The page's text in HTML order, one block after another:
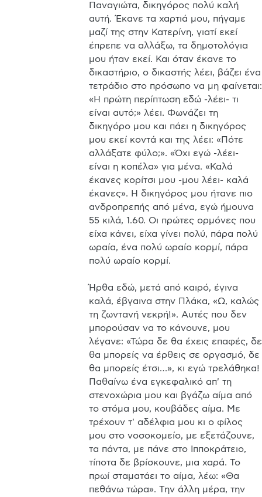
Παναγιώτα, δικηγόρος πολύ καλή
αυτή. Έκανε τα χαρτιά μου, πήγαμε
μαζί της στην Κατερίνη, γιατί εκεί
έπρεπε να αλλάξω, τα δημοτολόγια
μου ήταν εκεί. Και όταν έκανε το
δικαστήριο, ο δικαστής λέει, βάζει ένα
τετράδιο στο πρόσωπο να μη φαίνεται:
«Η πρώτη περίπτωση εδώ -λέει- τι
είναι αυτό;» λέει. Φωνάζει τη
δικηγόρο μου και πάει η δικηγόρος
μου εκεί κοντά και της λέει: «Πότε
αλλάξατε φύλο;». «Όχι εγώ -λέει-
είναι η κοπέλα» για μένα. «Καλά
έκανες κορίτσι μου -μου λέει- καλά
έκανες». Η δικηγόρος μου ήτανε πιο
ανδροπρεπής από μένα, εγώ ήμουνα
55 κιλά, 1.60. Οι πρώτες ορμόνες που
είχα κάνει, είχα γίνει πολύ, πάρα πολύ
ωραία, ένα πολύ ωραίο κορμί, πάρα
πολύ ωραίο κορμί.
Ήρθα εδώ, μετά από καιρό, έγινα
καλά, έβγαινα στην Πλάκα, «Ω, καλώς
τη ζωντανή νεκρή!». Αυτές που δεν
μπορούσαν να το κάνουνε, μου
λέγανε: «Τώρα δε θα έχεις επαφές, δε
θα μπορείς να έρθεις σε οργασμό, δε
θα μπορείς έτσι…», κι εγώ τρελάθηκα!
Παθαίνω ένα εγκεφαλικό απ' τη
στενοχώρια μου και βγάζω αίμα από
το στόμα μου, κουβάδες αίμα. Με
τρέχουν τ' αδέλφια μου κι ο φίλος
μου στο νοσοκομείο, με εξετάζουνε,
τα πάντα, με πάνε στο Ιπποκράτειο,
τίποτα δε βρίσκουνε, μια χαρά. Το
πρωί σταματάει το αίμα, λέω: «Θα
πεθάνω τώρα». Την άλλη μέρα, την